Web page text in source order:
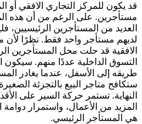
قد يكون للمركز التجاري الافقي أو
مستأجرين. على الرغم من أن هذه
العديد من المستأجرين
لديهم مستأجر واحد فقط. نظرًا لأن
الافقية قد حلت محل المستأجرين
التسوق الداخلية عددًا منهم. سيكون
طريقه إلى الأسفل، عندما يغادر
ستكافح متاجر البيع بالتجزئة
النهاية. تستمر حركة السير على
المزيد من الأعمال، واستمرار
هي المستأجر الرئيسي.